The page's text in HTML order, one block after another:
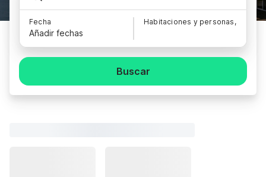
Fecha
Añadir fechas
Habitaciones y personas,
Buscar